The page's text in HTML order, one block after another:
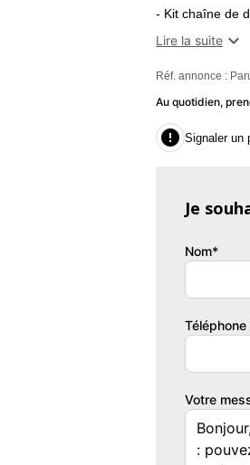
- Kit chaîne de
- Disques +
effectués à 121
CARNET
Couleur
Gris
3 mois
Lire la suite 
Réf. annonce :
Au quotidien,
 Signaler un
Je
Nom*
Votre